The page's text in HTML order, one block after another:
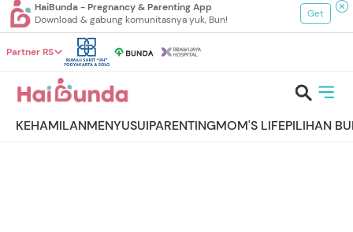
HaiBunda - Pregnancy & Parenting App
Download & gabung komunitasnya yuk, Bun!
Get
Partner RS
KEHAMILANMENYUSUIPARENTINGMOM'S LIFEPILIHAN